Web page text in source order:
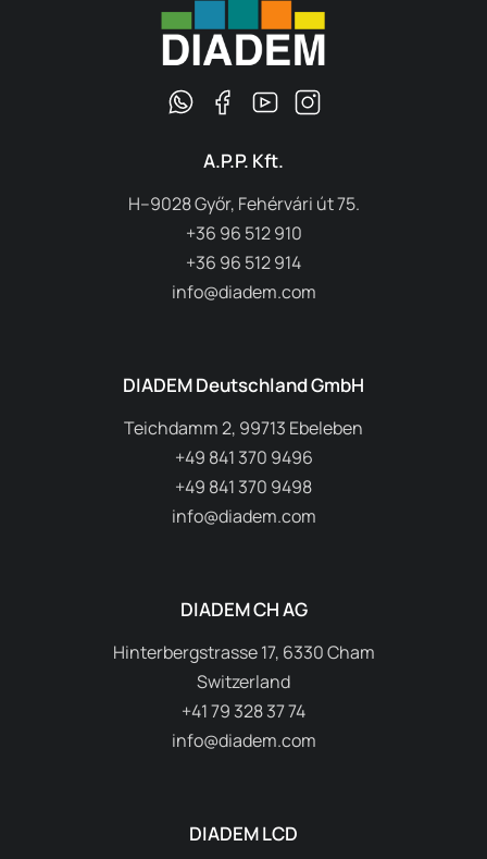
A.P.P. Kft.
H–9028 Győr, Fehérvári út 75.
+36 96 512 910
+36 96 512 914
info@diadem.com
DIADEM Deutschland GmbH
Teichdamm 2, 99713 Ebeleben
+49 841 370 9496
+49 841 370 9498
info@diadem.com
DIADEM CH AG
Hinterbergstrasse 17, 6330 Cham
Switzerland
+41 79 328 37 74
info@diadem.com
DIADEM LCD